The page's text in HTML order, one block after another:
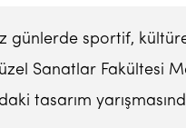
günlerde sportif,
Sanatlar Fakültesi
tasarım